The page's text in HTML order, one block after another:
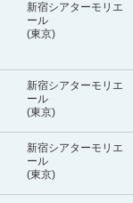
新宿シアターモリエ
ール
(東京)
新宿シアターモリエ
ール
(東京)
新宿シアターモリエ
ール
(東京)